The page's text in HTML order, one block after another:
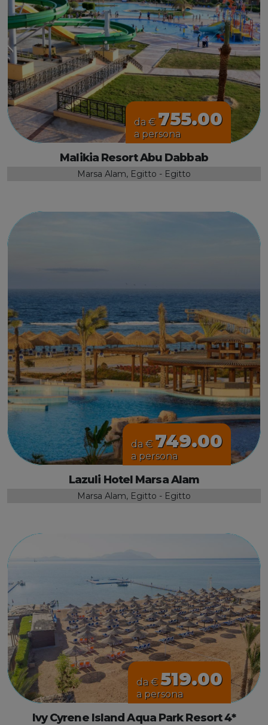
da € 755.00
a persona
Malikia Resort Abu Dabbab
Marsa Alam, Egitto - Egitto
da € 749.00
a persona
Lazuli Hotel Marsa Alam
Marsa Alam, Egitto - Egitto
da €519.00
a persona
Ivy Cyrene Island Aqua Park Resort 4*